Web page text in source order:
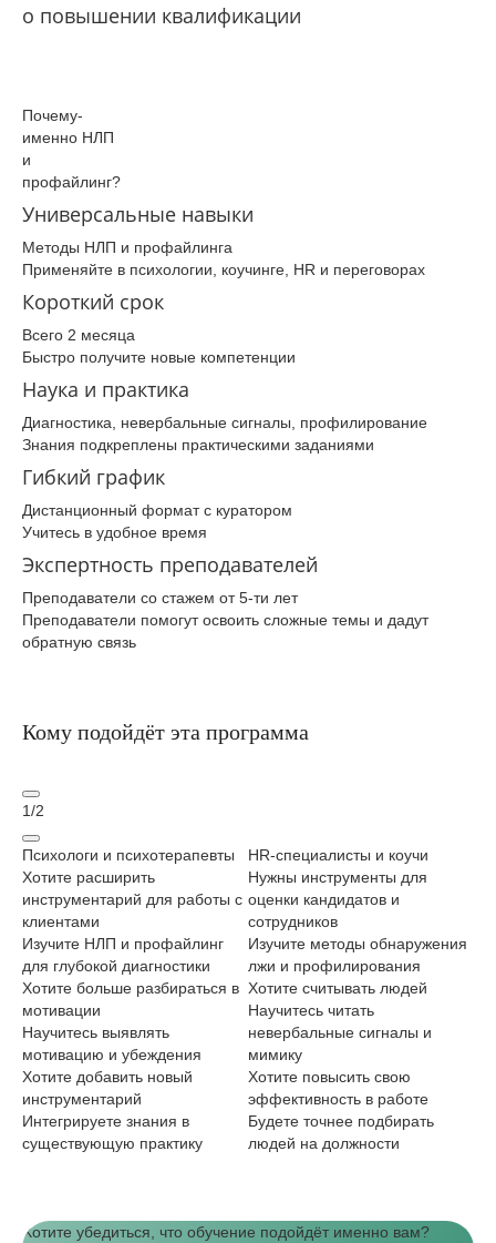
о повышении квалификации
Почему­
именно­ НЛП
и
профайлинг­?
Универсальные навыки
Методы НЛП и профайлинга
Применяйте в психологии, коучинге, HR и переговорах
Короткий срок
Всего 2 месяца
Быстро получите новые компетенции
Наука и практика
Диагностика, невербальные сигналы, профилирование
Знания подкреплены практическими заданиями
Гибкий график
Дистанционный формат с куратором
Учитесь в удобное время
Экспертность преподавателей
Преподаватели со стажем от 5-ти лет
Преподаватели помогут освоить сложные темы и дадут
обратную связь
Кому подойдёт эта программа
1/2
Психологи и психотерапевты
Хотите расширить
инструментарий для работы с
клиентами
Изучите НЛП и профайлинг
для глубокой диагностики
Хотите больше разбираться в
мотивации
Научитесь выявлять
мотивацию и убеждения
Хотите добавить новый
инструментарий
Интегрируете знания в
существующую практику
HR‑специалисты и коучи
Нужны инструменты для
оценки кандидатов и
сотрудников
Изучите методы обнаружения
лжи и профилирования
Хотите считывать людей
Научитесь читать
невербальные сигналы и
мимику
Хотите повысить свою
эффективность в работе
Будете точнее подбирать
людей на должности
Хотите убедиться, что обучение подойдёт именно вам?